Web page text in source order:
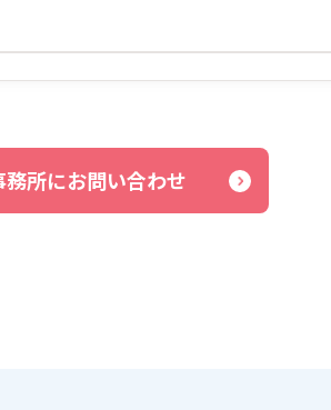
務所にお問い合わせ